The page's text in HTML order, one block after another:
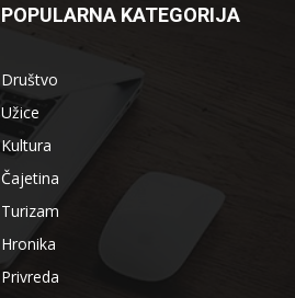
POPULARNA KATEGORIJA
Društvo
Užice
Kultura
Čajetina
Turizam
Hronika
Privreda